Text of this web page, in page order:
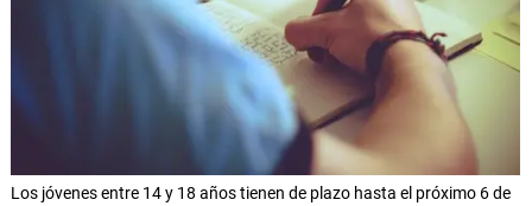
Los jóvenes entre 14 y 18 años tienen de plazo hasta el próximo 6 de